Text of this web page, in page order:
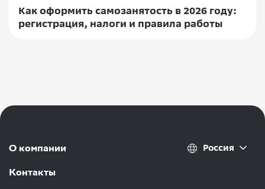
Как оформить самозанятость в 2026 году:
регистрация, налоги и правила работы
О компании
Контакты
Россия